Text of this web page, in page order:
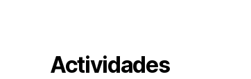
Actividades